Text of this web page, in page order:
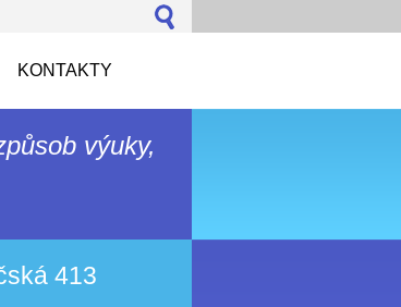
KONTAKTY
výuky,
413